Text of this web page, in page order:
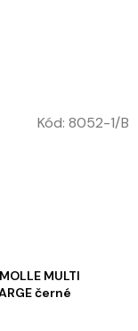
MULTI
černé
Kód: 8052-1/B